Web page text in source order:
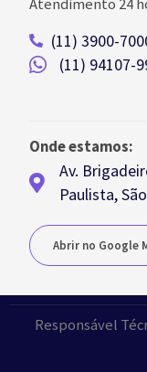
Atendimento 24
(11) 3900-
(11) 94107-
Onde estamos:
Av.
Paulista,
Abrir no Google
Responsável